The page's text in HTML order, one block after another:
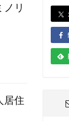
リ
居住